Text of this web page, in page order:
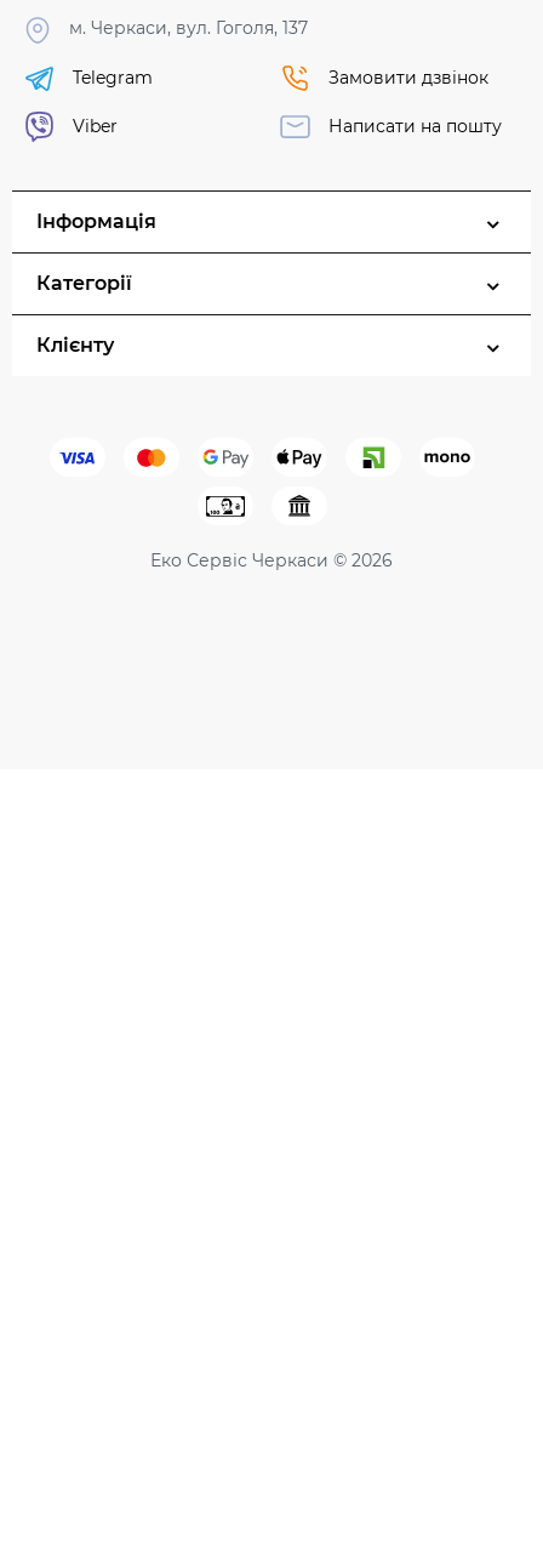
м. Черкаси, вул. Гоголя, 137
Telegram
Viber
Замовити дзвінок
Написати на пошту
Інформація
Категорії
Клієнту
Еко Сервіс Черкаси © 2026